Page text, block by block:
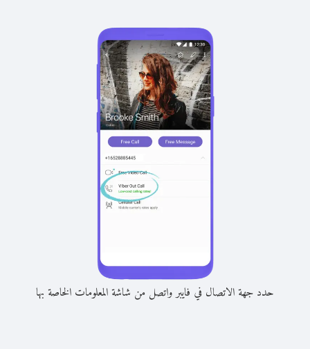
حدد جهة الاتصال في فايبر واتصل من شاشة المعلومات الخاصة بها